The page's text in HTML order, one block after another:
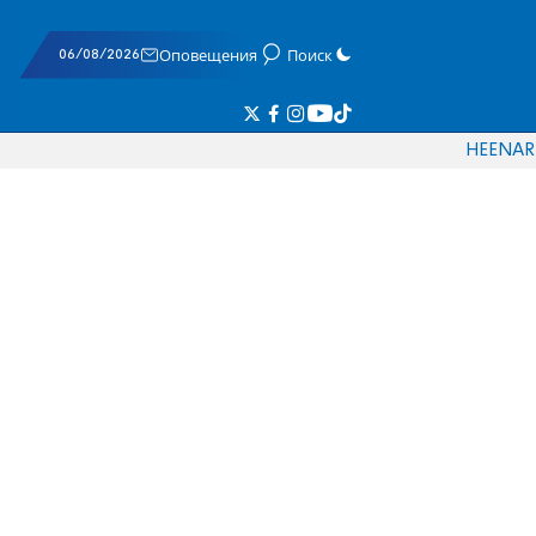
06/08/2026 Оповещения Поиск
HEENAR